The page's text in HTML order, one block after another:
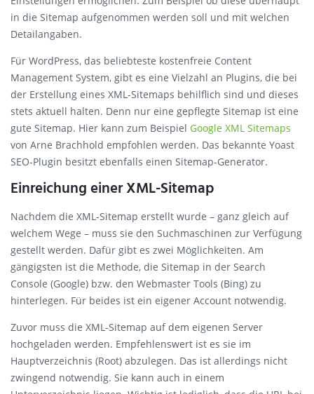
in die Sitemap aufgenommen werden soll und mit welchen
Detailangaben.
Für WordPress, das beliebteste kostenfreie Content
Management System, gibt es eine Vielzahl an Plugins, die bei
der Erstellung eines XML-Sitemaps behilflich sind und dieses
stets aktuell halten. Denn nur eine gepflegte Sitemap ist eine
gute Sitemap. Hier kann zum Beispiel Google XML Sitemaps
von Arne Brachhold empfohlen werden. Das bekannte Yoast
SEO-Plugin besitzt ebenfalls einen Sitemap-Generator.
Einreichung einer XML-Sitemap
Nachdem die XML-Sitemap erstellt wurde – ganz gleich auf
welchem Wege – muss sie den Suchmaschinen zur Verfügung
gestellt werden. Dafür gibt es zwei Möglichkeiten. Am
gängigsten ist die Methode, die Sitemap in der Search
Console (Google) bzw. den Webmaster Tools (Bing) zu
hinterlegen. Für beides ist ein eigener Account notwendig.
Zuvor muss die XML-Sitemap auf dem eigenen Server
hochgeladen werden. Empfehlenswert ist es sie im
Hauptverzeichnis (Root) abzulegen. Das ist allerdings nicht
zwingend notwendig. Sie kann auch in einem